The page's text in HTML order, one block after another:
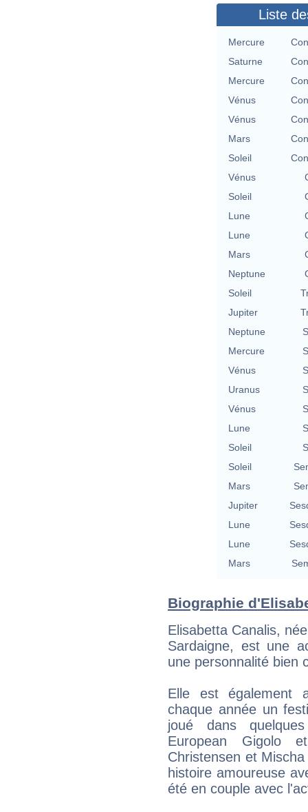
Liste
Mercure
Saturne
Mercure
Vénus
Vénus
Mars
Soleil
Vénus
Soleil
Lune
Lune
Mars
Neptune
Soleil
Jupiter
Neptune
Mercure
Vénus
Uranus
Vénus
Lune
Soleil
Soleil
Mars
Jupiter
Lune
Lune
Mars
Biographie
Elisabetta Canalis,
Sardaigne, est une
une personnalité bien
Elle est également
chaque année un
joué dans
European Gigolo
Christensen et
histoire amoureuse
été en couple avec